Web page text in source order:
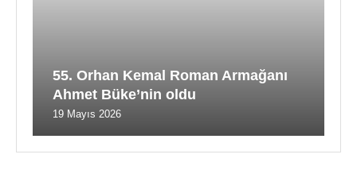
55. Orhan Kemal Roman Armağanı
Ahmet Büke’nin oldu
19 Mayıs 2026